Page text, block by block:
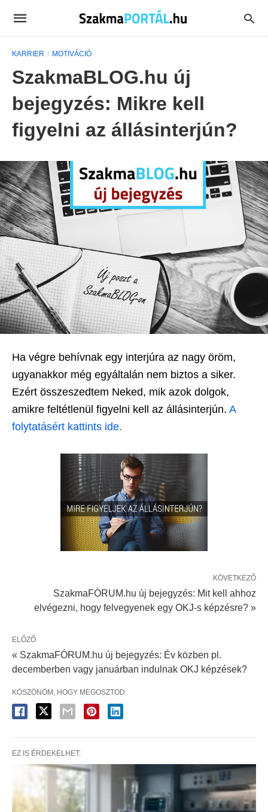
KARRIER MOTIVÁCIÓ
SzakmaBLOG.hu új
bejegyzés: Mikre kell
figyelni az állásinterjún?
Ha végre behívnak egy interjúra az nagy öröm,
ugyanakkor még egyáltalán nem biztos a siker.
Ezért összeszedtem Neked, mik azok dolgok,
amikre feltétlenül figyelni kell az állásinterjún. A
folytatásért kattints ide.
KÖVETKEZŐ
SzakmaFÓRUM.hu új bejegyzés: Mit kell ahhoz
elvégezni, hogy felvegyenek egy OKJ-s képzésre? »
ELŐZŐ
« SzakmaFÓRUM.hu új bejegyzés: Év közben pl.
decemberben vagy januárban indulnak OKJ képzések?
KÖSZÖNÖM, HOGY MEGOSZTOD:
EZ IS ÉRDEKELHET: